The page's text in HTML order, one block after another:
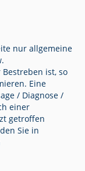
nur allgemeine
ist, so
Eine
/ Diagnose /
einer
getroffen
Sie in